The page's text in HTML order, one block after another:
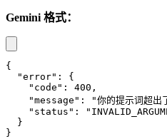
Gemini 格式：
{
"error" :
{
"code" : 400 ,
"message" : "你的提示词超
"status" :
}
}